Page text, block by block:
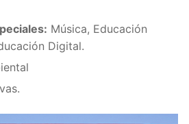
Música, Educación
Digital.